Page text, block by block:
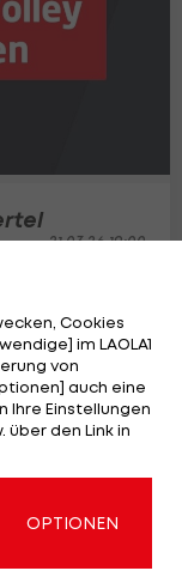
21.03.26 19:00
Cookies
im LAOLA1
von
auch eine
Ihre Einstellungen
den Link in
OPTIONEN